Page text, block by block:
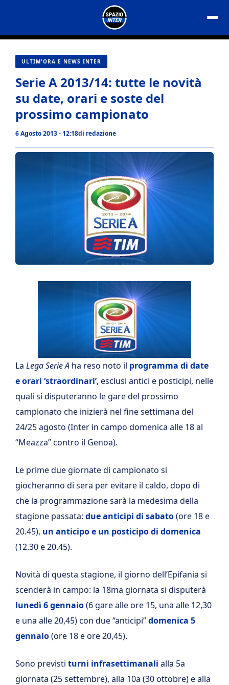
contenuto
ULTIM'ORA E NEWS INTER
Serie A 2013/14: tutte le novità
su date, orari e soste del
prossimo campionato
6 Agosto 2013 - 12:18di redazione
La Lega Serie A ha reso noto il programma di date
e orari ‘straordinari’, esclusi antici e posticipi, nelle
quali si disputeranno le gare del prossimo
campionato che inizierà nel fine settimana del
24/25 agosto (Inter in campo domenica alle 18 al
“Meazza” contro il Genoa).
Le prime due giornate di campionato si
giocheranno di sera per evitare il caldo, dopo di
che la programmazione sarà la medesima della
stagione passata: due anticipi di sabato(ore 18 e
20.45), un anticipoe un posticipo di domenica
(12.30 e 20.45).
Novità di questa stagione, il giorno dell’Epifania si
scenderà in campo: la 18ma giornata si disputerà
lunedì 6 gennaio(6 gare alle ore 15, una alle 12,30
e una alle 20,45) con due “anticipi”domenica 5
gennaio(ore 18 e ore 20,45).
Sono previsti turni infrasettimanali alla 5a
giornata (25 settembre), alla 10a (30 ottobre) e alla